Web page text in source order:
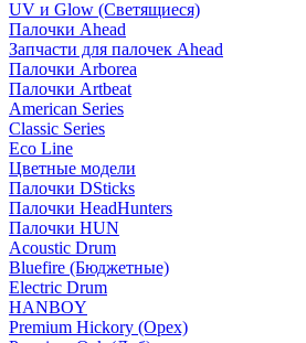
UV и Glow (Светящиеся)
Палочки Ahead
Запчасти для палочек Ahead
Палочки Arborea
Палочки Artbeat
American Series
Classic Series
Eco Line
Цветные модели
Палочки DSticks
Палочки HeadHunters
Палочки HUN
Acoustic Drum
Bluefire (Бюджетные)
Electric Drum
HANBOY
Premium Hickory (Орех)